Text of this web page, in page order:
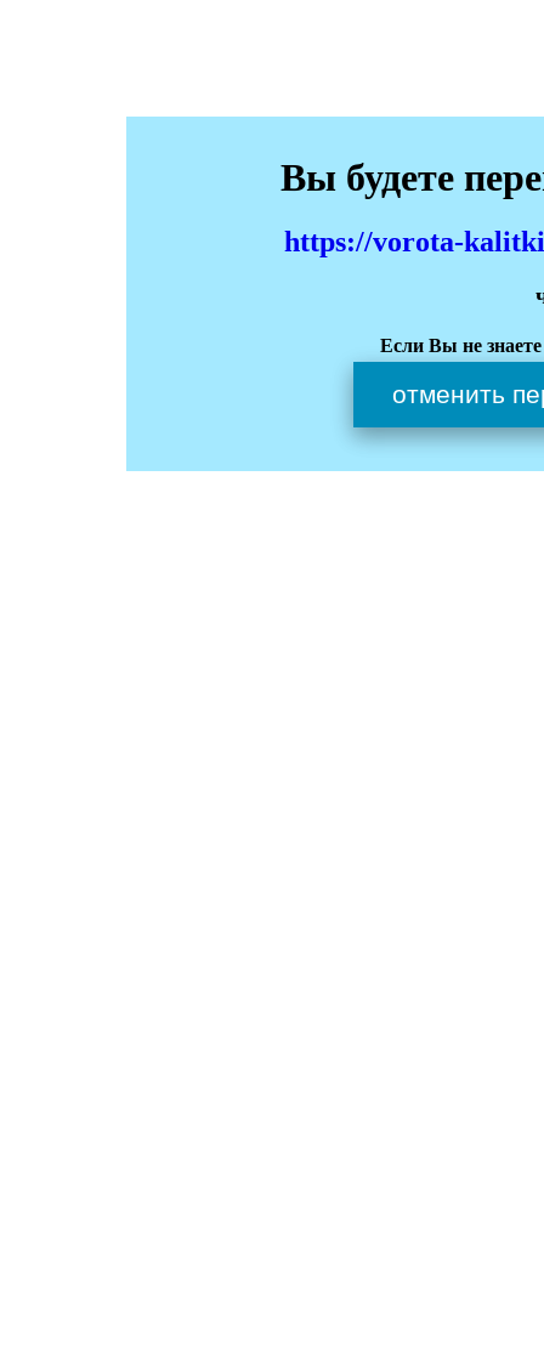
Вы будете
https://vorota-
Если Вы не
отменить